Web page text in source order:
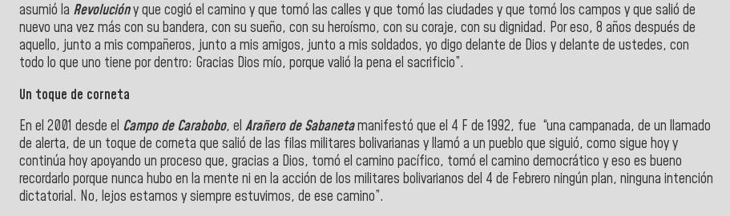
asumió la Revolucióny que cogió el camino y que tomó las calles y que tomó las ciudades y que tomó los campos y que salió de
nuevo una vez más con su bandera, con su sueño, con su heroísmo, con su coraje, con su dignidad. Por eso, 8 años después de
aquello, junto a mis compañeros, junto a mis amigos, junto a mis soldados, yo digo delante de Dios y delante de ustedes, con
todo lo que uno tiene por dentro: Gracias Dios mío, porque valió la pena el sacrificio”.
Un toque de corneta
En el 2001 desde el Campo de Carabobo, el Arañero de Sabanetamanifestó que el 4 F de 1992, fue “una campanada, de un llamado
de alerta, de un toque de corneta que salió de las filas militares bolivarianas y llamó a un pueblo que siguió, como sigue hoy y
continúa hoy apoyando un proceso que, gracias a Dios, tomó el camino pacífico, tomó el camino democrático y eso es bueno
recordarlo porque nunca hubo en la mente ni en la acción de los militares bolivarianos del 4 de Febrero ningún plan, ninguna intención
dictatorial. No, lejos estamos y siempre estuvimos, de ese camino”.